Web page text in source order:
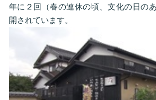
年に２回（春の連休の頃、文化の日の
開されています。